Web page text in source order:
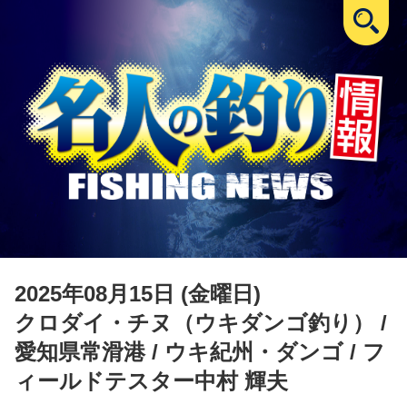
2025年08月15日 (金曜日)
クロダイ・チヌ（ウキダンゴ釣り）
/
愛知県常滑港 / ウキ紀州・ダンゴ / フ
ィールドテスター中村 輝夫